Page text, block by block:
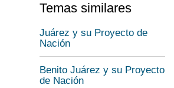
Temas similares
Juárez y su Proyecto de
Nación
Benito Juárez y su Proyecto
de Nación